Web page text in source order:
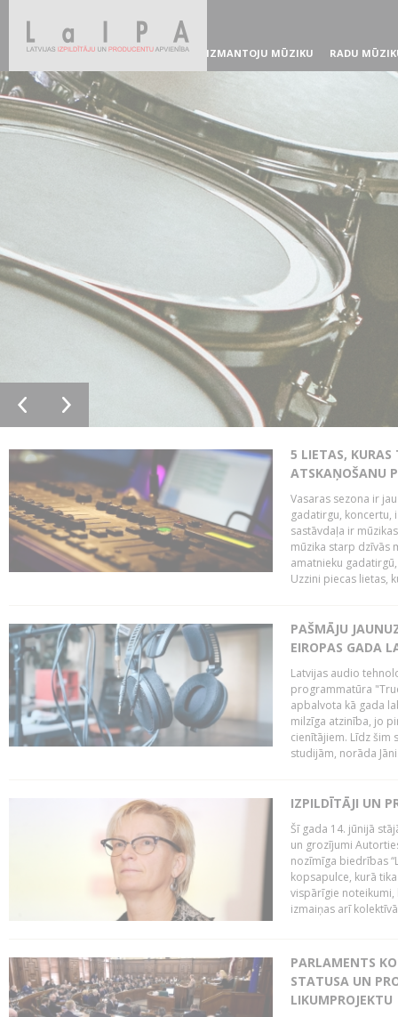
IZMANTOJU MŪZIKU RADU
5 LIETAS, KURAS
ATSKAŅOŠANU
Vasaras sezona ir
gadatirgu, koncertu,
sastāvdaļa ir
mūzika starp dzīvās
amatnieku
Uzzini piecas lietas,
PAŠMĀJU
EIROPAS GADA
Latvijas audio
programmatūra
apbalvota kā gada
milzīga atzinība, jo
cienītājiem. Līdz šim
studijām, norāda
IZPILDĪTĀJI UN
Šī gada 14. jūnijā
un grozījumi
nozīmīga biedrības
kopsapulce, kurā
vispārīgie noteikumi,
izmaiņas arī
PARLAMENTS
STATUSA UN
LIKUMPROJEKTU